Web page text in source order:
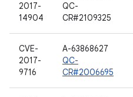
2017-
14904
QC-
CR#2109325
CVE-
2017-
9716
A-63868627
QC-
CR#2006695